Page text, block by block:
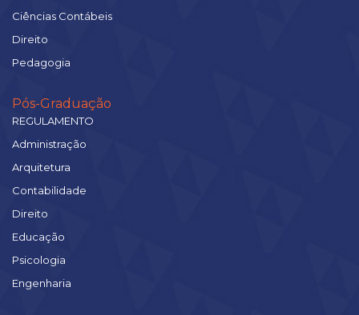
Ciências Contábeis
Direito
Pedagogia
Pós-Graduação
REGULAMENTO
Administração
Arquitetura
Contabilidade
Direito
Educação
Psicologia
Engenharia